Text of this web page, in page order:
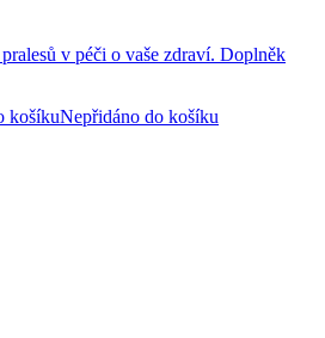
v péči o vaše zdraví. Doplněk
košíkuNepřidáno do košíku